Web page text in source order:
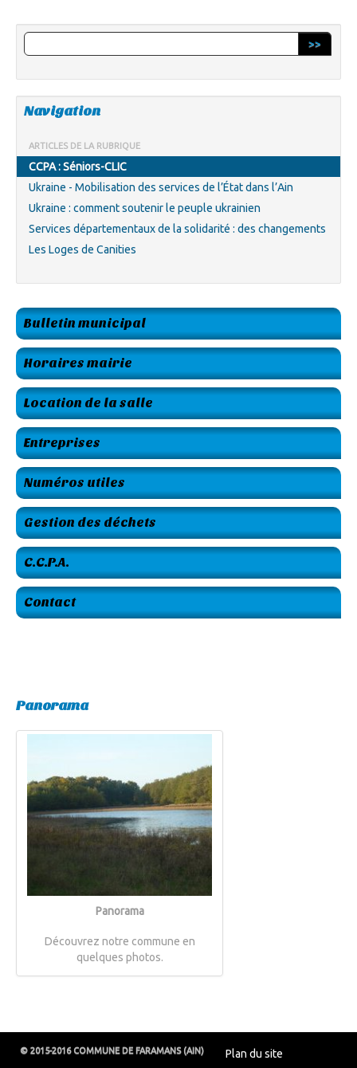
>>
Navigation
ARTICLES DE LA RUBRIQUE
CCPA : Séniors-CLIC
Ukraine - Mobilisation des services de l’État dans l’Ain
Ukraine : comment soutenir le peuple ukrainien
Services départementaux de la solidarité : des changements
Les Loges de Canities
Bulletin municipal
Horaires mairie
Location de la salle
Entreprises
Numéros utiles
Gestion des déchets
C.C.P.A.
Contact
Panorama
Panorama
Découvrez notre commune en
quelques photos.
© 2015-2016 COMMUNE DE FARAMANS (AIN) Plan du site